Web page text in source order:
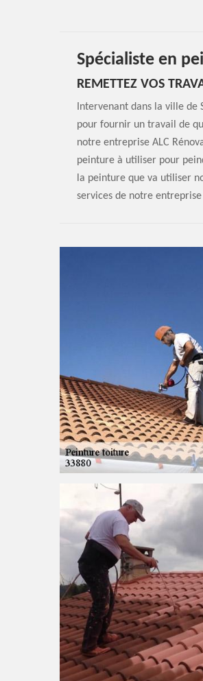
Spécialiste en
REMETTEZ VOS
Intervenant dans la ville de
pour fournir un travail de
notre entreprise ALC
peinture à utiliser pour
la peinture que va utiliser
services de notre